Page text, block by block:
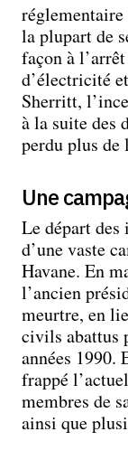
la plupart de
façon à
d’électricité
Sherritt,
à la suite des
perdu plus de
Une
Le départ des
d’une vaste
Havane. En
l’ancien
meurtre, en
civils abattus
années 1990.
frappé
membres de
ainsi que